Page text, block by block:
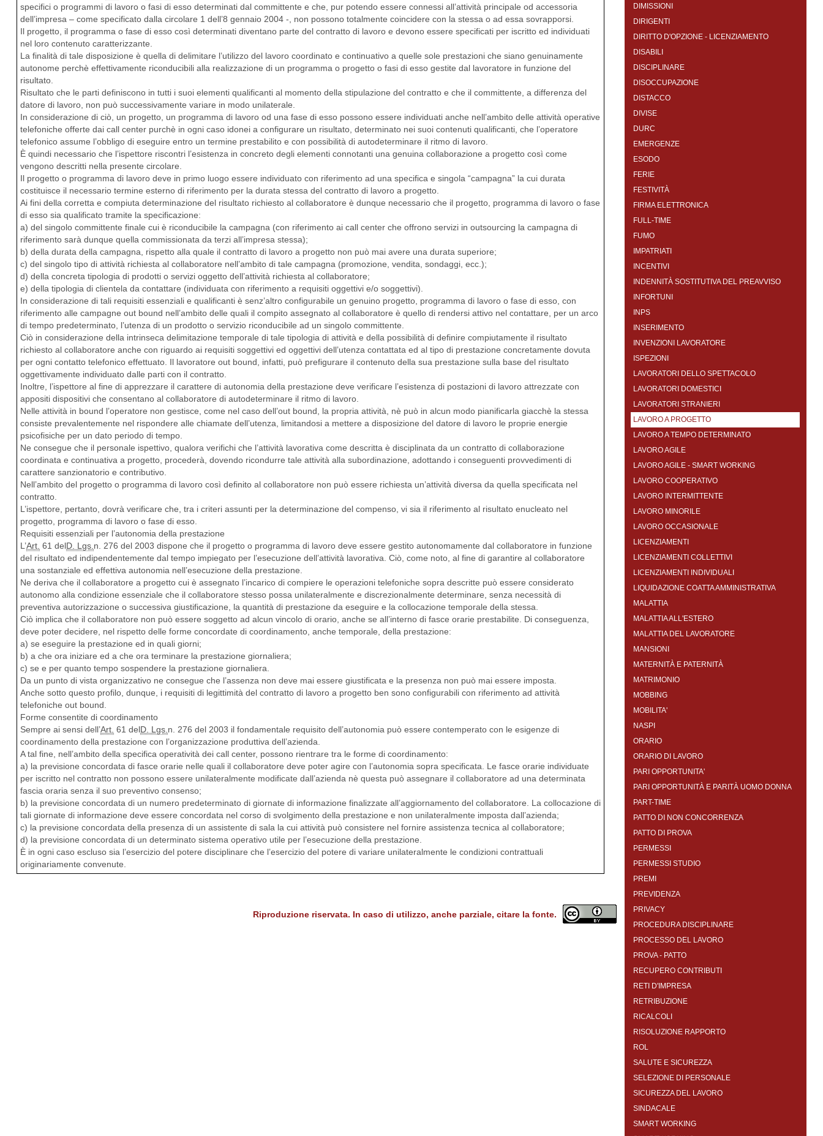
specifici o programmi di lavoro o fasi di esso determinati dal committente e che, pur potendo essere connessi all’attività principale od accessoria
dell’impresa – come specificato dalla circolare 1 dell’8 gennaio 2004 -, non possono totalmente coincidere con la stessa o ad essa sovrapporsi.
Il progetto, il programma o fase di esso così determinati diventano parte del contratto di lavoro e devono essere specificati per iscritto ed individuati
nel loro contenuto caratterizzante.
La finalità di tale disposizione è quella di delimitare l’utilizzo del lavoro coordinato e continuativo a quelle sole prestazioni che siano genuinamente
autonome perchè effettivamente riconducibili alla realizzazione di un programma o progetto o fasi di esso gestite dal lavoratore in funzione del
risultato.
Risultato che le parti definiscono in tutti i suoi elementi qualificanti al momento della stipulazione del contratto e che il committente, a differenza del
datore di lavoro, non può successivamente variare in modo unilaterale.
In considerazione di ciò, un progetto, un programma di lavoro od una fase di esso possono essere individuati anche nell’ambito delle attività operative
telefoniche offerte dai call center purchè in ogni caso idonei a configurare un risultato, determinato nei suoi contenuti qualificanti, che l’operatore
telefonico assume l’obbligo di eseguire entro un termine prestabilito e con possibilità di autodeterminare il ritmo di lavoro.
È quindi necessario che l’ispettore riscontri l’esistenza in concreto degli elementi connotanti una genuina collaborazione a progetto così come
vengono descritti nella presente circolare.
Il progetto o programma di lavoro deve in primo luogo essere individuato con riferimento ad una specifica e singola “campagna” la cui durata
costituisce il necessario termine esterno di riferimento per la durata stessa del contratto di lavoro a progetto.
Ai fini della corretta e compiuta determinazione del risultato richiesto al collaboratore è dunque necessario che il progetto, programma di lavoro o fase
di esso sia qualificato tramite la specificazione:
a) del singolo committente finale cui è riconducibile la campagna (con riferimento ai call center che offrono servizi in outsourcing la campagna di
riferimento sarà dunque quella commissionata da terzi all’impresa stessa);
b) della durata della campagna, rispetto alla quale il contratto di lavoro a progetto non può mai avere una durata superiore;
c) del singolo tipo di attività richiesta al collaboratore nell’ambito di tale campagna (promozione, vendita, sondaggi, ecc.);
d) della concreta tipologia di prodotti o servizi oggetto dell’attività richiesta al collaboratore;
e) della tipologia di clientela da contattare (individuata con riferimento a requisiti oggettivi e/o soggettivi).
In considerazione di tali requisiti essenziali e qualificanti è senz’altro configurabile un genuino progetto, programma di lavoro o fase di esso, con
riferimento alle campagne out bound nell’ambito delle quali il compito assegnato al collaboratore è quello di rendersi attivo nel contattare, per un arco
di tempo predeterminato, l’utenza di un prodotto o servizio riconducibile ad un singolo committente.
Ciò in considerazione della intrinseca delimitazione temporale di tale tipologia di attività e della possibilità di definire compiutamente il risultato
richiesto al collaboratore anche con riguardo ai requisiti soggettivi ed oggettivi dell’utenza contattata ed al tipo di prestazione concretamente dovuta
per ogni contatto telefonico effettuato. Il lavoratore out bound, infatti, può prefigurare il contenuto della sua prestazione sulla base del risultato
oggettivamente individuato dalle parti con il contratto.
Inoltre, l’ispettore al fine di apprezzare il carattere di autonomia della prestazione deve verificare l’esistenza di postazioni di lavoro attrezzate con
appositi dispositivi che consentano al collaboratore di autodeterminare il ritmo di lavoro.
Nelle attività in bound l’operatore non gestisce, come nel caso dell’out bound, la propria attività, nè può in alcun modo pianificarla giacchè la stessa
consiste prevalentemente nel rispondere alle chiamate dell’utenza, limitandosi a mettere a disposizione del datore di lavoro le proprie energie
psicofisiche per un dato periodo di tempo.
Ne consegue che il personale ispettivo, qualora verifichi che l’attività lavorativa come descritta è disciplinata da un contratto di collaborazione
coordinata e continuativa a progetto, procederà, dovendo ricondurre tale attività alla subordinazione, adottando i conseguenti provvedimenti di
carattere sanzionatorio e contributivo.
Nell’ambito del progetto o programma di lavoro così definito al collaboratore non può essere richiesta un’attività diversa da quella specificata nel
contratto.
L’ispettore, pertanto, dovrà verificare che, tra i criteri assunti per la determinazione del compenso, vi sia il riferimento al risultato enucleato nel
progetto, programma di lavoro o fase di esso.
Requisiti essenziali per l’autonomia della prestazione
L’Art. 61 delD. Lgs. n. 276 del 2003 dispone che il progetto o programma di lavoro deve essere gestito autonomamente dal collaboratore in funzione
del risultato ed indipendentemente dal tempo impiegato per l’esecuzione dell’attività lavorativa. Ciò, come noto, al fine di garantire al collaboratore
una sostanziale ed effettiva autonomia nell’esecuzione della prestazione.
Ne deriva che il collaboratore a progetto cui è assegnato l’incarico di compiere le operazioni telefoniche sopra descritte può essere considerato
autonomo alla condizione essenziale che il collaboratore stesso possa unilateralmente e discrezionalmente determinare, senza necessità di
preventiva autorizzazione o successiva giustificazione, la quantità di prestazione da eseguire e la collocazione temporale della stessa.
Ciò implica che il collaboratore non può essere soggetto ad alcun vincolo di orario, anche se all’interno di fasce orarie prestabilite. Di conseguenza,
deve poter decidere, nel rispetto delle forme concordate di coordinamento, anche temporale, della prestazione:
a) se eseguire la prestazione ed in quali giorni;
b) a che ora iniziare ed a che ora terminare la prestazione giornaliera;
c) se e per quanto tempo sospendere la prestazione giornaliera.
Da un punto di vista organizzativo ne consegue che l’assenza non deve mai essere giustificata e la presenza non può mai essere imposta.
Anche sotto questo profilo, dunque, i requisiti di legittimità del contratto di lavoro a progetto ben sono configurabili con riferimento ad attività
telefoniche out bound.
Forme consentite di coordinamento
Sempre ai sensi dell’Art. 61 delD. Lgs. n. 276 del 2003 il fondamentale requisito dell’autonomia può essere contemperato con le esigenze di
coordinamento della prestazione con l’organizzazione produttiva dell’azienda.
A tal fine, nell’ambito della specifica operatività dei call center, possono rientrare tra le forme di coordinamento:
a) la previsione concordata di fasce orarie nelle quali il collaboratore deve poter agire con l’autonomia sopra specificata. Le fasce orarie individuate
per iscritto nel contratto non possono essere unilateralmente modificate dall’azienda nè questa può assegnare il collaboratore ad una determinata
fascia oraria senza il suo preventivo consenso;
b) la previsione concordata di un numero predeterminato di giornate di informazione finalizzate all’aggiornamento del collaboratore. La collocazione di
tali giornate di informazione deve essere concordata nel corso di svolgimento della prestazione e non unilateralmente imposta dall’azienda;
c) la previsione concordata della presenza di un assistente di sala la cui attività può consistere nel fornire assistenza tecnica al collaboratore;
d) la previsione concordata di un determinato sistema operativo utile per l’esecuzione della prestazione.
È in ogni caso escluso sia l’esercizio del potere disciplinare che l’esercizio del potere di variare unilateralmente le condizioni contrattuali
originariamente convenute.
Riproduzione riservata. In caso di utilizzo, anche parziale, citare la fonte.
DIMISSIONI
DIRIGENTI
DIRITTO D'OPZIONE - LICENZIAMENTO
DISABILI
DISCIPLINARE
DISOCCUPAZIONE
DISTACCO
DIVISE
DURC
EMERGENZE
ESODO
FERIE
FESTIVITÀ
FIRMA ELETTRONICA
FULL-TIME
FUMO
IMPATRIATI
INCENTIVI
INDENNITÀ SOSTITUTIVA DEL PREAVVISO
INFORTUNI
INPS
INSERIMENTO
INVENZIONI LAVORATORE
ISPEZIONI
LAVORATORI DELLO SPETTACOLO
LAVORATORI DOMESTICI
LAVORATORI STRANIERI
LAVORO A PROGETTO
LAVORO A TEMPO DETERMINATO
LAVORO AGILE
LAVORO AGILE - SMART WORKING
LAVORO COOPERATIVO
LAVORO INTERMITTENTE
LAVORO MINORILE
LAVORO OCCASIONALE
LICENZIAMENTI
LICENZIAMENTI COLLETTIVI
LICENZIAMENTI INDIVIDUALI
LIQUIDAZIONE COATTA AMMINISTRATIVA
MALATTIA
MALATTIA ALL'ESTERO
MALATTIA DEL LAVORATORE
MANSIONI
MATERNITÀ E PATERNITÀ
MATRIMONIO
MOBBING
MOBILITA'
NASPI
ORARIO
ORARIO DI LAVORO
PARI OPPORTUNITA'
PARI OPPORTUNITÀ E PARITÀ UOMO DONNA
PART-TIME
PATTO DI NON CONCORRENZA
PATTO DI PROVA
PERMESSI
PERMESSI STUDIO
PREMI
PREVIDENZA
PRIVACY
PROCEDURA DISCIPLINARE
PROCESSO DEL LAVORO
PROVA - PATTO
RECUPERO CONTRIBUTI
RETI D'IMPRESA
RETRIBUZIONE
RICALCOLI
RISOLUZIONE RAPPORTO
ROL
SALUTE E SICUREZZA
SELEZIONE DI PERSONALE
SICUREZZA DEL LAVORO
SINDACALE
SMART WORKING